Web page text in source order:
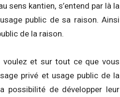
sens kantien, s’entend par là la
public de sa raison. Ainsi
de la raison.
voulez et sur tout ce que vous
privé et usage public de la
possibilité de développer leur